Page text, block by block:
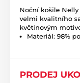
Noční košile
velmi kvalitního
květinovým
Materiál: 98%
PRODEJ